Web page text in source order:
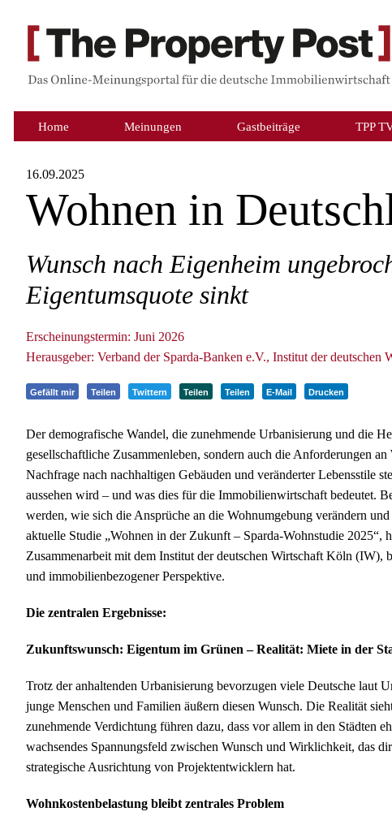
Home Meinungen Gastbeiträge TPP
16.09.2025
Wohnen in
Wunsch nach Eigenheim
Eigentumsquote sinkt
Erscheinungstermin: Juni 2026
Herausgeber: Verband der Sparda-Banken e.V., Institut der deutschen
Gefällt mir Teilen Twittern Teilen Teilen E-Mail Drucken
Der demografische Wandel, die zunehmende Urbanisierung und die
gesellschaftliche Zusammenleben, sondern auch die Anforderungen
Nachfrage nach nachhaltigen Gebäuden und veränderter Lebensstile
aussehen wird – und was dies für die Immobilienwirtschaft bedeutet.
werden, wie sich die Ansprüche an die Wohnumgebung verändern
aktuelle Studie „Wohnen in der Zukunft – Sparda-Wohnstudie 2025“,
Zusammenarbeit mit dem Institut der deutschen Wirtschaft Köln (IW),
und immobilienbezogener Perspektive.
Die zentralen Ergebnisse:
Zukunftswunsch: Eigentum im Grünen – Realität: Miete in der
Trotz der anhaltenden Urbanisierung bevorzugen viele Deutsche laut
junge Menschen und Familien äußern diesen Wunsch. Die Realität
zunehmende Verdichtung führen dazu, dass vor allem in den Städten
wachsendes Spannungsfeld zwischen Wunsch und Wirklichkeit, das
strategische Ausrichtung von Projektentwicklern hat.
Wohnkostenbelastung bleibt zentrales Problem